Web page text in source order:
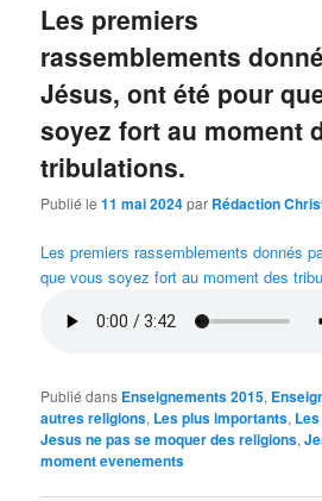
Les premiers
rassemblements
Jésus, ont été pour
soyez fort au moment
tribulations.
Publié le11 mai 2024par Rédaction
Les premiers rassemblements donnés
que vous soyez fort au moment des
Publié dans Enseignements 2015,
autres religions, Les plus importants,
Jesus ne pas se moquer des religions,
moment evenements